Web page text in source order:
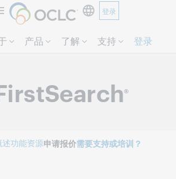
登录
产品 了解 支持 登录
®
述功能资源申请报价需要支持或培训？